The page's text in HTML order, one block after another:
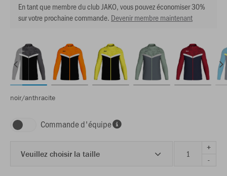
En tant que membre du club JAKO, vous pouvez économiser 30%
sur votre prochaine commande. Devenir membre maintenant
noir/anthracite
Commande d'équipe
Veuillez choisir la taille
+
-